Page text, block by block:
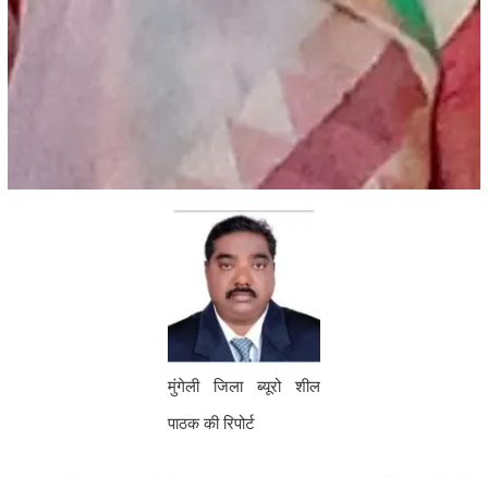
मुंगेली जिला ब्यूरो शील
पाठक की रिपोर्ट
पुर्व मंडी अध्यक्ष पंडरिया, मंत्री भाजपा (पांडातराई) श्रीमती